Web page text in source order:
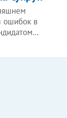
ошибок в